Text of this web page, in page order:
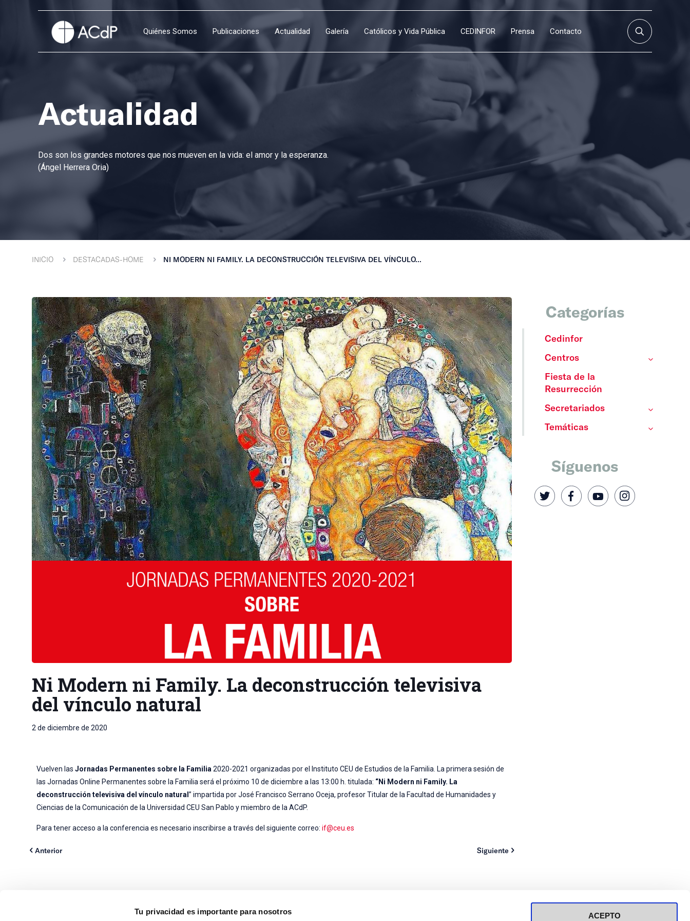
Tu privacidad es importante para nosotros ACEPTO
Quiénes Somos Publicaciones Actualidad Galería Católicos y Vida Pública CEDINFOR Prensa Contacto
Actualidad
Dos son los grandes motores que nos mueven en la vida: el amor y la esperanza.
(Ángel Herrera Oria)
INICIO DESTACADAS-HOME NI MODERN NI FAMILY. LA DECONSTRUCCIÓN TELEVISIVA DEL VÍNCULO...
Ni Modern ni Family. La deconstrucción televisiva
del vínculo natural
2 de diciembre de 2020
Vuelven lasJornadas Permanentes sobre la Familia2020-2021 organizadas por el Instituto CEU de Estudios de la Familia. La primera sesión de
las Jornadas Online Permanentes sobre la Familia será el próximo 10 de diciembre a las 13:00 h. titulada: “Ni Modern ni Family. La
deconstrucción televisiva del vínculo natural” impartida por José Francisco Serrano Oceja, profesor Titular de la Facultad de Humanidades y
Ciencias de la Comunicación de la Universidad CEU San Pablo y miembro de la ACdP.
Para tener acceso a la conferencia es necesario inscribirse a través del siguiente correo:if@ceu.es
Anterior Siguiente
Categorías
Cedinfor
Centros
Fiesta de la
Resurrección
Secretariados
Temáticas
Síguenos